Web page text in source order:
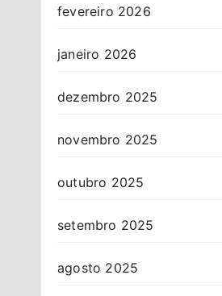
fevereiro 2026
janeiro 2026
dezembro 2025
novembro 2025
outubro 2025
setembro 2025
agosto 2025